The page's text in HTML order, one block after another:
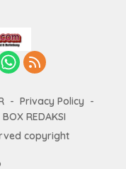
Privacy Policy
BOX REDAKSI
copyright